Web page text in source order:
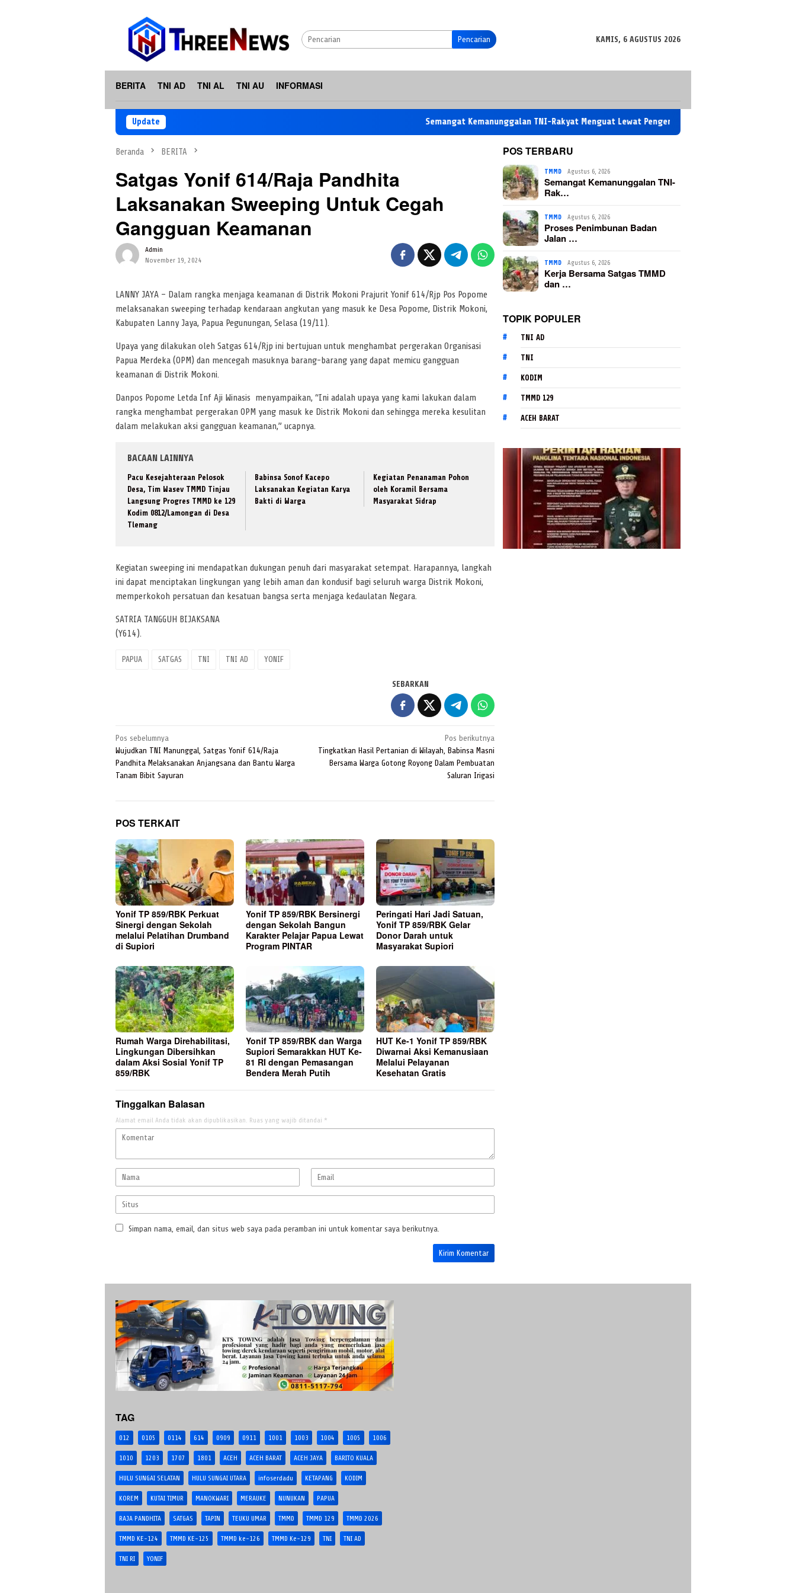
Pencarian
KAMIS, 6 AGUSTUS 2026
BERITA TNI AD TNI AL TNI AU INFORMASI
Update Semangat Kemanunggalan TNI-Rakyat Menguat Lewat Pengerjaan Jalan TMMD
Beranda BERITA
Satgas Yonif 614/Raja Pandhita
Laksanakan Sweeping Untuk Cegah
Gangguan Keamanan
Admin
November 19, 2024
LANNY JAYA – Dalam rangka menjaga keamanan di Distrik Mokoni Prajurit Yonif 614/Rjp Pos Popome
melaksanakan sweeping terhadap kendaraan angkutan yang masuk ke Desa Popome, Distrik Mokoni,
Kabupaten Lanny Jaya, Papua Pegunungan, Selasa (19/11).
Upaya yang dilakukan oleh Satgas 614/Rjp ini bertujuan untuk menghambat pergerakan Organisasi
Papua Merdeka (OPM) dan mencegah masuknya barang-barang yang dapat memicu gangguan
keamanan di Distrik Mokoni.
Danpos Popome Letda Inf Aji Winasis menyampaikan, “Ini adalah upaya yang kami lakukan dalam
rangka menghambat pergerakan OPM yang masuk ke Distrik Mokoni dan sehingga mereka kesulitan
dalam melakukan aksi gangguan keamanan,” ucapnya.
BACAAN LAINNYA
​Pacu Kesejahteraan Pelosok
Desa, Tim Wasev TMMD Tinjau
Langsung Progres TMMD ke 129
Kodim 0812/Lamongan di Desa
Tlemang
Babinsa Sonof Kacepo
Laksanakan Kegiatan Karya
Bakti di Warga
Kegiatan Penanaman Pohon
oleh Koramil Bersama
Masyarakat Sidrap
Kegiatan sweeping ini mendapatkan dukungan penuh dari masyarakat setempat. Harapannya, langkah
ini dapat menciptakan lingkungan yang lebih aman dan kondusif bagi seluruh warga Distrik Mokoni,
memperkokoh persatuan dan kesatuan bangsa serta menjaga kedaulatan Negara.
SATRIA TANGGUH BIJAKSANA
(Y614).
PAPUA SATGAS TNI TNI AD YONIF
SEBARKAN
Navigasi
pos
Pos sebelumnya
Wujudkan TNI Manunggal, Satgas Yonif 614/Raja
Pandhita Melaksanakan Anjangsana dan Bantu Warga
Tanam Bibit Sayuran
Pos berikutnya
Tingkatkan Hasil Pertanian di Wilayah, Babinsa Masni
Bersama Warga Gotong Royong Dalam Pembuatan
Saluran Irigasi
POS TERKAIT
Yonif TP 859/RBK Perkuat
Sinergi dengan Sekolah
melalui Pelatihan Drumband
di Supiori
Yonif TP 859/RBK Bersinergi
dengan Sekolah Bangun
Karakter Pelajar Papua Lewat
Program PINTAR
Peringati Hari Jadi Satuan,
Yonif TP 859/RBK Gelar
Donor Darah untuk
Masyarakat Supiori
Rumah Warga Direhabilitasi,
Lingkungan Dibersihkan
dalam Aksi Sosial Yonif TP
859/RBK
Yonif TP 859/RBK dan Warga
Supiori Semarakkan HUT Ke-
81 RI dengan Pemasangan
Bendera Merah Putih
HUT Ke-1 Yonif TP 859/RBK
Diwarnai Aksi Kemanusiaan
Melalui Pelayanan
Kesehatan Gratis
Tinggalkan Balasan
Alamat email Anda tidak akan dipublikasikan. Ruas yang wajib ditandai *
Simpan nama, email, dan situs web saya pada peramban ini untuk komentar saya berikutnya.
POS TERBARU
TMMD Agustus 6, 2026
Semangat Kemanunggalan TNI-
Rak…
TMMD Agustus 6, 2026
Proses Penimbunan Badan
Jalan …
TMMD Agustus 6, 2026
Kerja Bersama Satgas TMMD
dan …
TOPIK POPULER
TNI AD
TNI
KODIM
TMMD 129
ACEH BARAT
TAG
012 0105 0114 614 0909 0911 1001 1003 1004 1005 1006
1010 1203 1707 1801 ACEH ACEH BARAT ACEH JAYA BARITO KUALA
HULU SUNGAI SELATAN HULU SUNGAI UTARA infoserdadu KETAPANG KODIM
KOREM KUTAI TIMUR MANOKWARI MERAUKE NUNUKAN PAPUA
RAJA PANDHITA SATGAS TAPIN TEUKU UMAR TMMD TMMD 129 TMMD 2026
TMMD KE-124 TMMD KE-125 TMMD ke-126 TMMD Ke-129 TNI TNI AD
TNI RI YONIF